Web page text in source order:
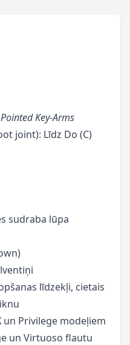
Pointed Key-Arms
joint): Līdz Do (C)
sudraba lūpa
līdzekļi, cietais
un Privilege modeļiem
un Virtuoso flautu